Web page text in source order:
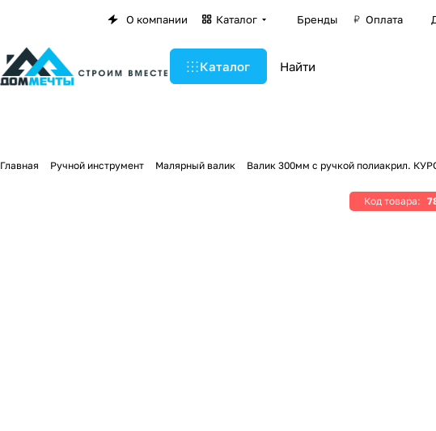
О компании Каталог Бренды Оплата
Каталог
Главная Ручной инструмент Малярный валик Валик 300мм с ручкой полиакрил.
Код товара: